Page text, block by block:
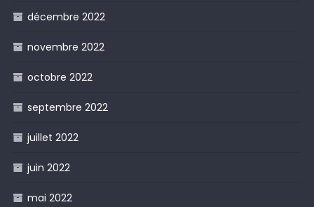
décembre 2022
novembre 2022
octobre 2022
septembre 2022
juillet 2022
juin 2022
mai 2022